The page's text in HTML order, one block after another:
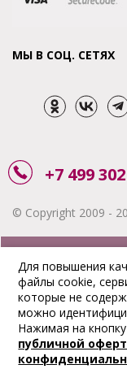
МЫ В СОЦ. СЕТЯХ
+7 499
© Copyright 2009 -
Для повышения
файлы cookie,
которые не
можно
Нажимая на
публичной